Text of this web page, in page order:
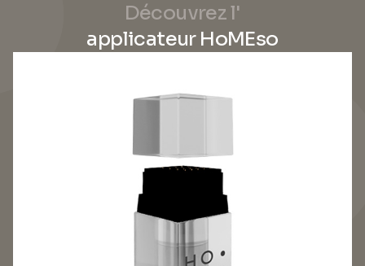
Découvrez l'
applicateur HoMEso